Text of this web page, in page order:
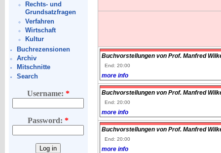
Rechts- und
Grundsatzfragen
Verfahren
Wirtschaft
Kultur
Buchrezensionen
Archiv
Mitschnitte
Search
Username: *
Password:*
Buchvorstellungen von Prof. Manfred
End: 20:00
more info
Buchvorstellungen von Prof. Manfred
End: 20:00
more info
Buchvorstellungen von Prof. Manfred
End: 20:00
more info